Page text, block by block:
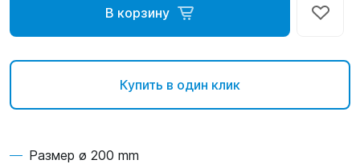
В корзину
Купить в один клик
Размер ø 200 mm